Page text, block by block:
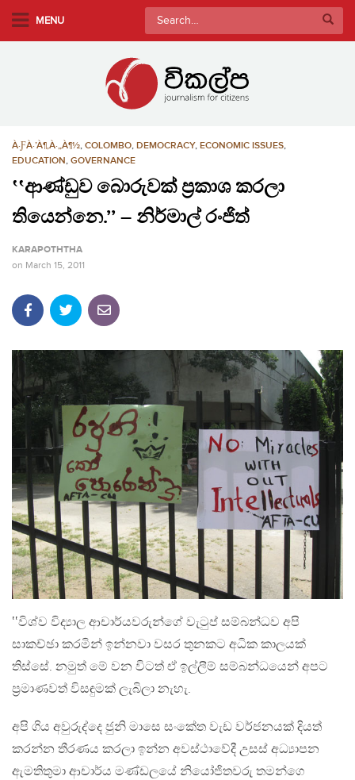
MENU
Search
for:
À·ƑÀ·’À¶‚À·„À¶½, COLOMBO, DEMOCRACY, ECONOMIC ISSUES,
EDUCATION, GOVERNANCE
‛‛ආණ්ඩුව බොරුවක් ප්‍රකාශ කරලා
තියෙන්නෙ.’’ – නිර්මාල් රංජිත්
KARAPOTHTHA
on March 15, 2011
‛‛විශ්ව විද්‍යාල ආචාර්යවරුන්ගේ වැටුප් සම්බන්ධව අපි
සාකච්ඡා කරමින් ඉන්නවා වසර තුනකට අධික කාලයක්
තිස්සේ. නමුත් මේ වන විටත් ඒ ඉල්ලීම් සම්බන්ධයෙන් අපට
ප්‍රමාණවත් විසඳුමක් ලැබිලා නැහැ.
අපි ගිය අවුරුද්දෙ ජුනි මාසෙ සංකේත වැඩ වර්ජනයක් දියත්
කරන්න තීරණය කරලා ඉන්න අවස්ථාවේදී උසස් අධ්‍යාපන
ඇමතිතුමා ආචාර්ය මණ්ඩලයේ නියෝජිතවරු තමන්ගෙ